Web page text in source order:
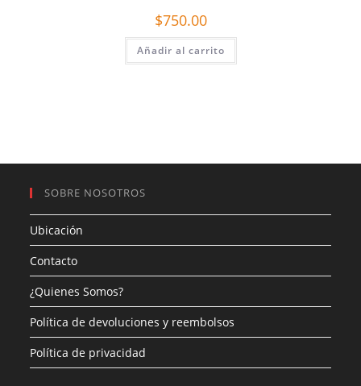
$750.00
Añadir al carrito
SOBRE NOSOTROS
Ubicación
Contacto
¿Quienes Somos?
Política de devoluciones y reembolsos
Política de privacidad